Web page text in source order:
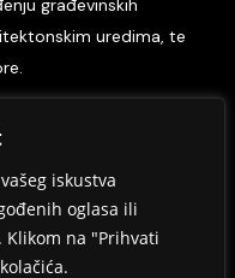
iskustva
oglasa ili
na "Prihvati
građevinskih
uredima, te
nas
privatnosti